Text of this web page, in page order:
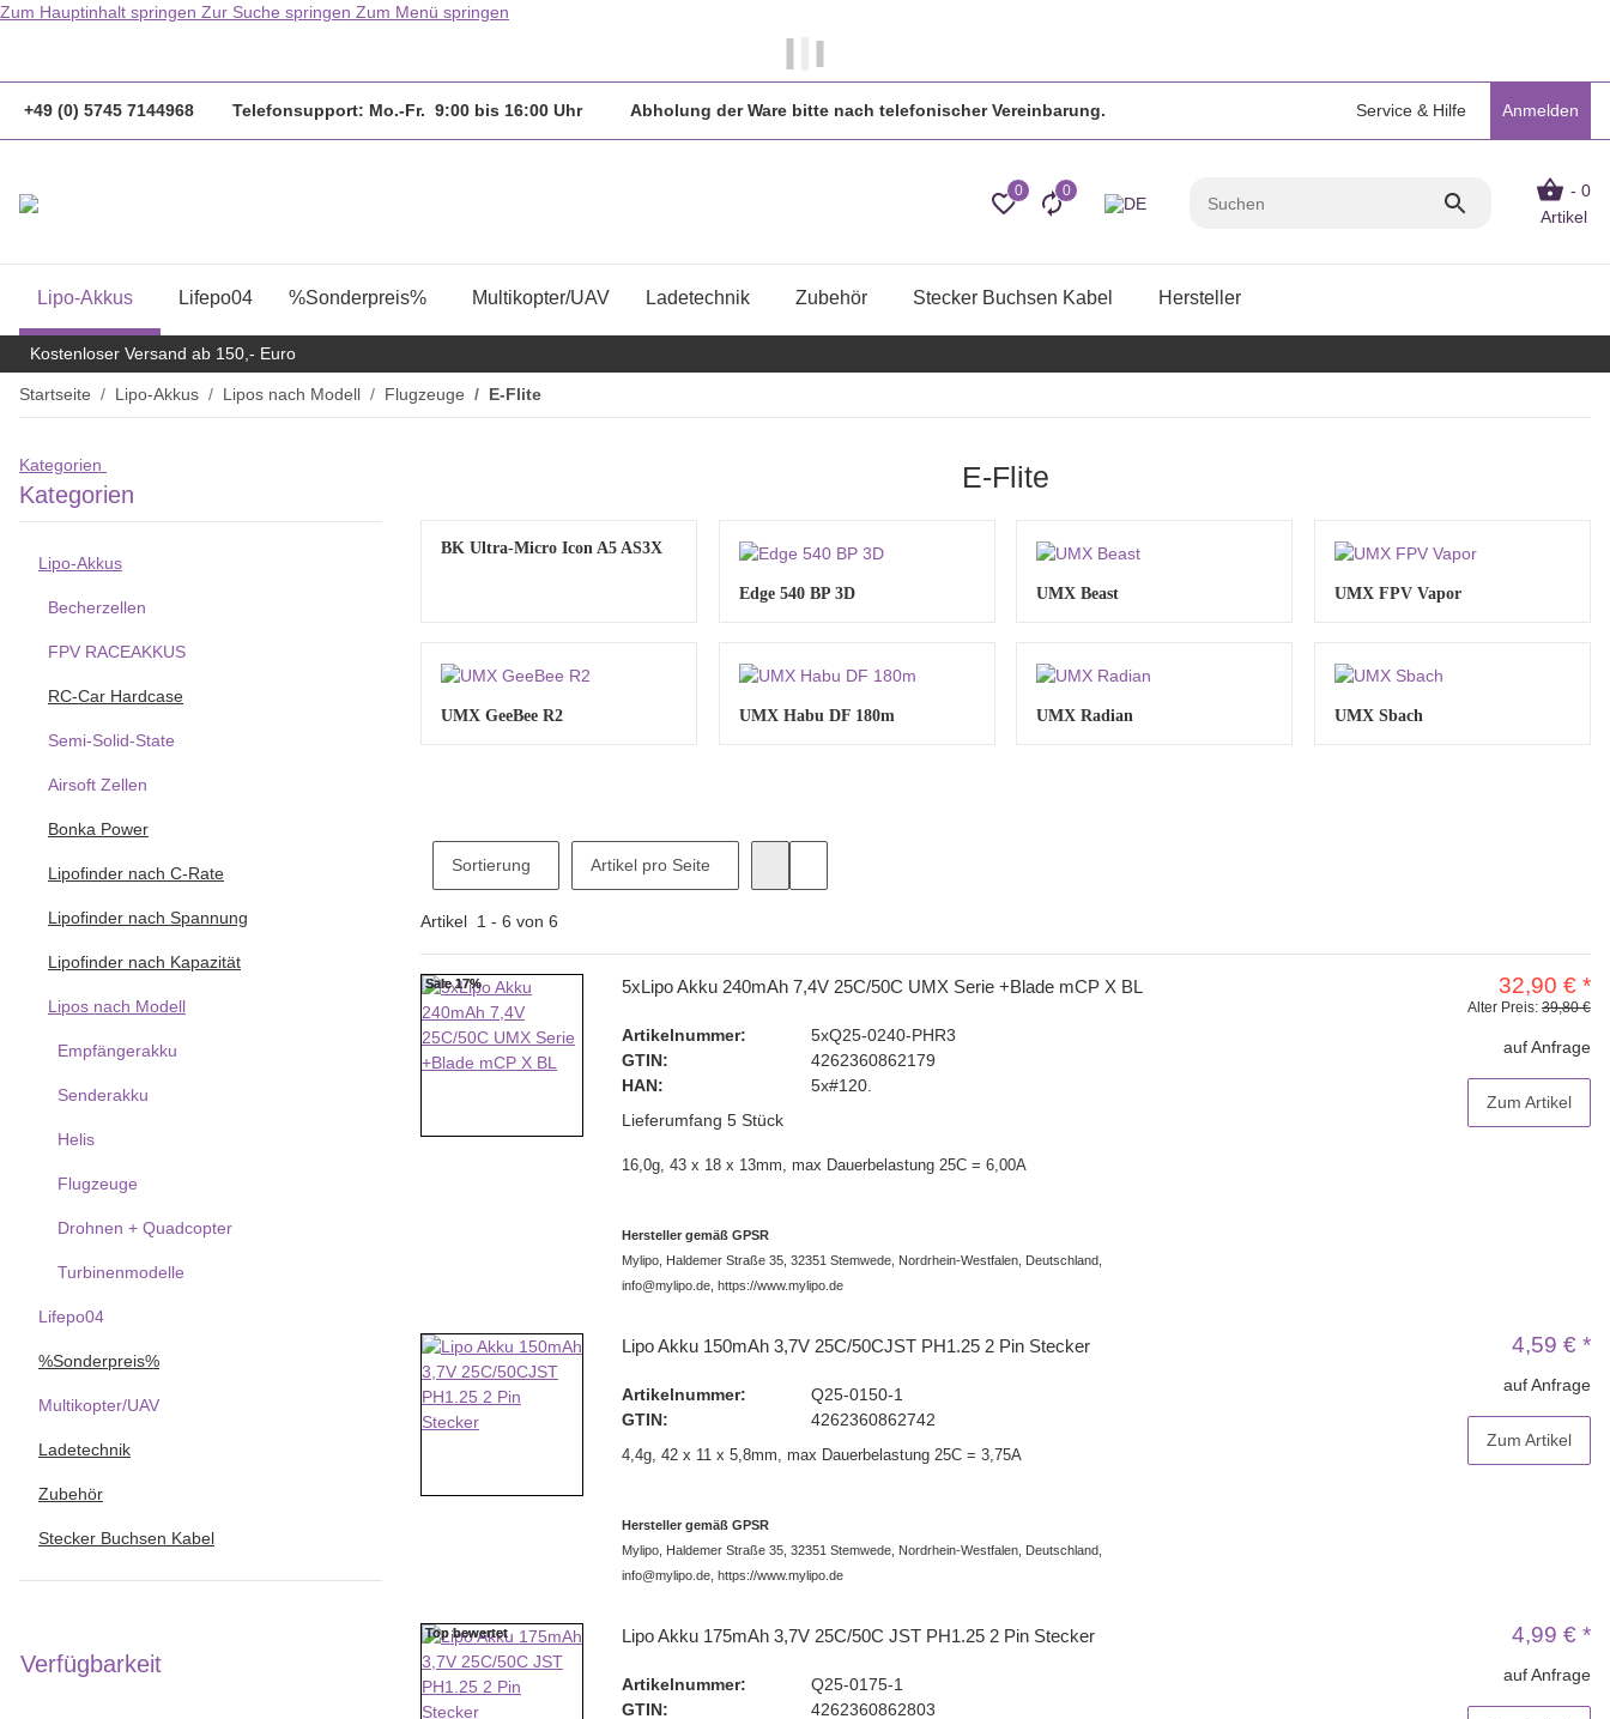
Zum Hauptinhalt springen Zur Suche springen Zum Menü springen
                  Bestellungen bis 14.00Uhr werden in der Regel am gleichen Tag versendet.
+49 (0) 5745 7144968 Telefonsupport: Mo.-Fr. 9:00 bis 16:00 Uhr Abholung der Ware bitte nach telefonischer Vereinbarung. Service & Hilfe Anmelden
0 0
- 0
Artikel
Lipo-Akkus Lifepo04 %Sonderpreis% Multikopter/UAV Ladetechnik Zubehör Stecker Buchsen Kabel Hersteller
Kostenloser Versand ab 150,- Euro
Startseite Lipo-Akkus Lipos nach Modell Flugzeuge E-Flite
E-Flite
BK Ultra-Micro Icon A5 AS3X
Edge 540 BP 3D UMX Beast UMX FPV Vapor
UMX GeeBee R2 UMX Habu DF 180m UMX Radian UMX Sbach
Sortierung Artikel pro Seite
Artikel 1 - 6 von 6
Sale 17%
Sale 17% 5xLipo Akku 240mAh 7,4V 25C/50C UMX Serie +Blade mCP X BL
Artikelnummer:
5xQ25-0240-PHR3
GTIN:
4262360862179
HAN:
5x#120.
Lieferumfang 5 Stück
16,0g, 43 x 18 x 13mm, max Dauerbelastung 25C = 6,00A
Hersteller gemäß GPSR
Mylipo, Haldemer Straße 35, 32351 Stemwede, Nordrhein-Westfalen, Deutschland,
info@mylipo.de, https://www.mylipo.de
32,90 € *
Alter Preis: 39,80 €
auf Anfrage
Zum Artikel
Lipo Akku 150mAh 3,7V 25C/50CJST PH1.25 2 Pin Stecker
Artikelnummer:
Q25-0150-1
GTIN:
4262360862742
4,4g, 42 x 11 x 5,8mm, max Dauerbelastung 25C = 3,75A
Hersteller gemäß GPSR
Mylipo, Haldemer Straße 35, 32351 Stemwede, Nordrhein-Westfalen, Deutschland,
info@mylipo.de, https://www.mylipo.de
4,59 € *
auf Anfrage
Zum Artikel
Top bewertet
Top bewertet Lipo Akku 175mAh 3,7V 25C/50C JST PH1.25 2 Pin Stecker
Artikelnummer:
Q25-0175-1
GTIN:
4262360862803
4,99 € *
auf Anfrage
Kategorien
Kategorien
Lipo-Akkus
Becherzellen
FPV RACEAKKUS
RC-Car Hardcase
Semi-Solid-State
Airsoft Zellen
Bonka Power
Lipofinder nach C-Rate
Lipofinder nach Spannung
Lipofinder nach Kapazität
Lipos nach Modell
Empfängerakku
Senderakku
Helis
Flugzeuge
Drohnen + Quadcopter
Turbinenmodelle
Lifepo04
%Sonderpreis%
Multikopter/UAV
Ladetechnik
Zubehör
Stecker Buchsen Kabel
Verfügbarkeit